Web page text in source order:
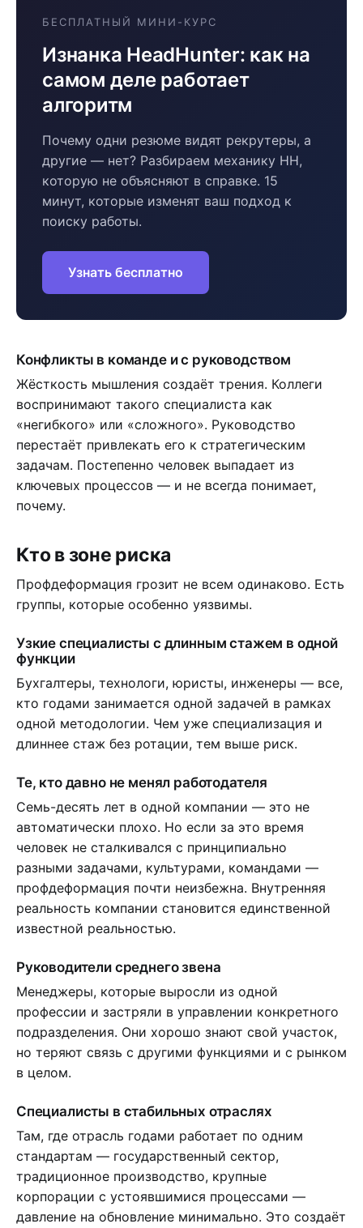
БЕСПЛАТНЫЙ МИНИ-КУРС
Изнанка HeadHunter: как на
самом деле работает
алгоритм
Почему одни резюме видят рекрутеры, а
другие — нет? Разбираем механику HH,
которую не объясняют в справке. 15
минут, которые изменят ваш подход к
поиску работы.
Узнать бесплатно
Конфликты в команде и с руководством
Жёсткость мышления создаёт трения. Коллеги
воспринимают такого специалиста как
«негибкого» или «сложного». Руководство
перестаёт привлекать его к стратегическим
задачам. Постепенно человек выпадает из
ключевых процессов — и не всегда понимает,
почему.
Кто в зоне риска
Профдеформация грозит не всем одинаково. Есть
группы, которые особенно уязвимы.
Узкие специалисты с длинным стажем в одной
функции
Бухгалтеры, технологи, юристы, инженеры — все,
кто годами занимается одной задачей в рамках
одной методологии. Чем уже специализация и
длиннее стаж без ротации, тем выше риск.
Те, кто давно не менял работодателя
Семь-десять лет в одной компании — это не
автоматически плохо. Но если за это время
человек не сталкивался с принципиально
разными задачами, культурами, командами —
профдеформация почти неизбежна. Внутренняя
реальность компании становится единственной
известной реальностью.
Руководители среднего звена
Менеджеры, которые выросли из одной
профессии и застряли в управлении конкретного
подразделения. Они хорошо знают свой участок,
но теряют связь с другими функциями и с рынком
в целом.
Специалисты в стабильных отраслях
Там, где отрасль годами работает по одним
стандартам — государственный сектор,
традиционное производство, крупные
корпорации с устоявшимися процессами —
давление на обновление минимально. Это создаёт